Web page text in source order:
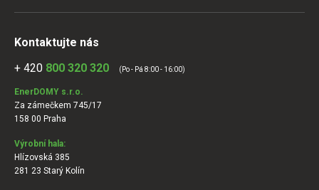
Kontaktujte nás
+ 420 800 320 320 (Po - Pá 8:00 - 16:00)
EnerDOMY s.r.o.
Za zámečkem 745/17
158 00 Praha
Výrobní hala:
Hlízovská 385
281 23 Starý Kolín